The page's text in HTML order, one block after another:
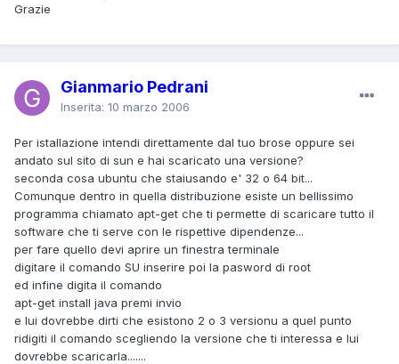
Grazie
Gianmario Pedrani
Inserita: 10 marzo 2006
Per istallazione intendi direttamente dal tuo brose oppure sei
andato sul sito di sun e hai scaricato una versione?
seconda cosa ubuntu che staiusando e' 32 o 64 bit...
Comunque dentro in quella distribuzione esiste un bellissimo
programma chiamato apt-get che ti permette di scaricare tutto il
software che ti serve con le rispettive dipendenze...
per fare quello devi aprire un finestra terminale
digitare il comando SU inserire poi la pasword di root
ed infine digita il comando
apt-get install java premi invio
e lui dovrebbe dirti che esistono 2 o 3 versionu a quel punto
ridigiti il comando scegliendo la versione che ti interessa e lui
dovrebbe scaricarla.......